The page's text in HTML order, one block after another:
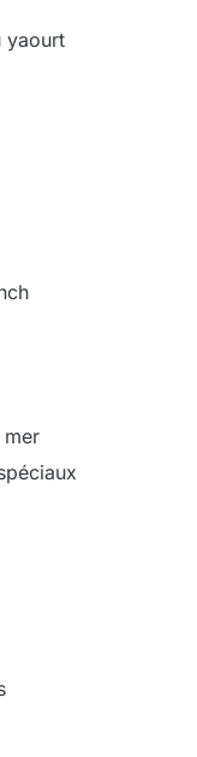
yaourt
mer